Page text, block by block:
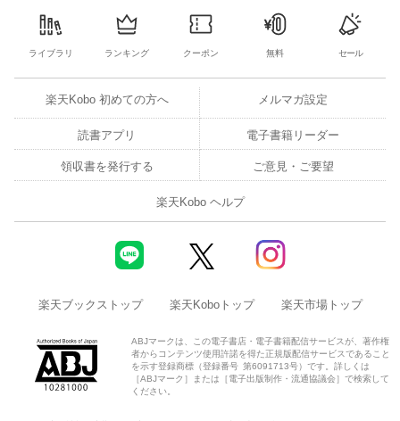
ライブラリ ランキング クーポン 無料 セール
楽天Kobo 初めての方へ メルマガ設定
読書アプリ 電子書籍リーダー
領収書を発行する ご意見・ご要望
楽天Kobo ヘルプ
楽天ブックストップ 楽天Koboトップ 楽天市場トップ
ABJマークは、この電子書店・電子書籍配信サービスが、著作権
者からコンテンツ使用許諾を得た正規版配信サービスであること
を示す登録商標（登録番号 第6091713号）です。詳しくは
［ABJマーク］または［電子出版制作・流通協議会］で検索して
ください。